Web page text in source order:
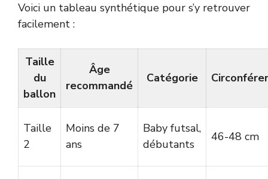
Voici un tableau synthétique pour s’y retrouver
facilement :
Taille
du
ballon
Âge
recommandé
Catégorie
Taille
2
Moins de 7
ans
Baby futsal,
débutants
46-48 cm